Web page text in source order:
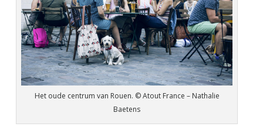
Het oude centrum van Rouen. © Atout France – Nathalie
Baetens